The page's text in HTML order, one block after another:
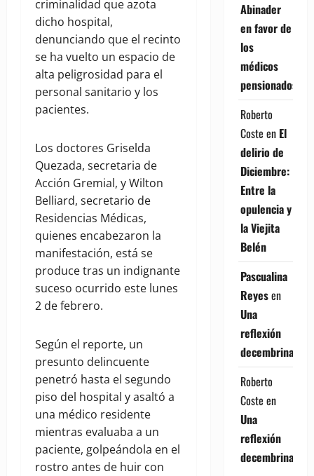
criminalidad que azota
dicho hospital,
denunciando que el recinto
se ha vuelto un espacio de
alta peligrosidad para el
personal sanitario y los
pacientes.
Los doctores Griselda
Quezada, secretaria de
Acción Gremial, y Wilton
Belliard, secretario de
Residencias Médicas,
quienes encabezaron la
manifestación, está se
produce tras un indignante
suceso ocurrido este lunes
2 de febrero.
Según el reporte, un
presunto delincuente
penetró hasta el segundo
piso del hospital y asaltó a
una médico residente
mientras evaluaba a un
paciente, golpeándola en el
rostro antes de huir con
Abinader
en favor de
los
médicos
pensionados
Roberto
Coste en El
delirio de
Diciembre:
Entre la
opulencia y
la Viejita
Belén
Pascualina
Reyesen
Una
reflexión
decembrina
Roberto
Coste en
Una
reflexión
decembrina